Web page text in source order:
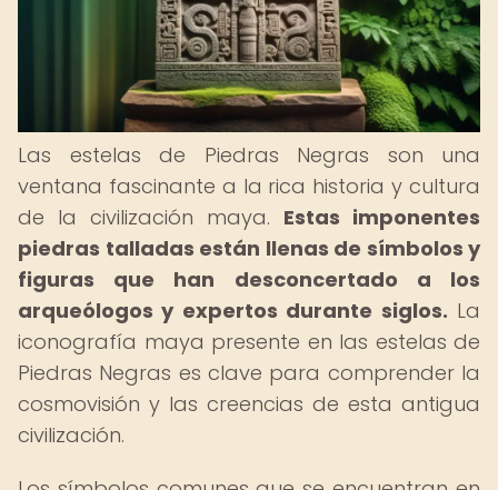
Las estelas de Piedras Negras son una
ventana fascinante a la rica historia y cultura
de la civilización maya. Estas imponentes
piedras talladas están llenas de símbolos y
figuras que han desconcertado a los
arqueólogos y expertos durante siglos. La
iconografía maya presente en las estelas de
Piedras Negras es clave para comprender la
cosmovisión y las creencias de esta antigua
civilización.